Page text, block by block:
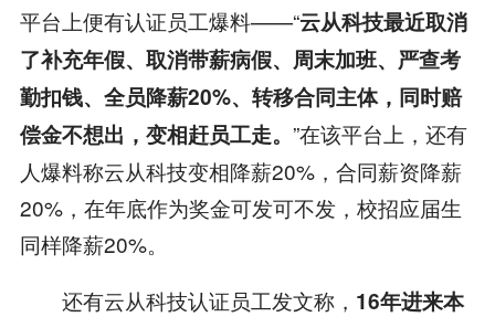
平台上便有认证员工爆料——“云从科技最近取消
了补充年假、取消带薪病假、周末加班、严查考
勤扣钱、全员降薪20%、转移合同主体，同时赔
偿金不想出，变相赶员工走。 ”在该平台上，还有
人爆料称云从科技变相降薪20%，合同薪资降薪
20%，在年底作为奖金可发可不发，校招应届生
同样降薪20%。
还有云从科技认证员工发文称， 16年进来本